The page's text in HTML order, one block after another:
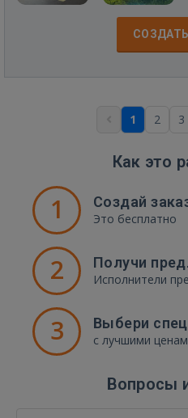
1 2 3
Как это
1 Создай
Это бесплатно
2 Получи
Исполнители
3 Выбери
с лучшими
Вопросы